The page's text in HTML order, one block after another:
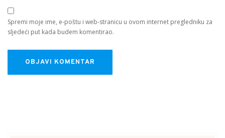
Spremi moje ime, e-poštu i web-stranicu u ovom internet pregledniku za
sljedeći put kada budem komentirao.